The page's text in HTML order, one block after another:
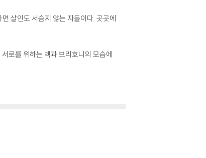
살인도 서슴지 않는 자들이다. 곳곳에
로를 위하는 벡과 브리호니의 모습에